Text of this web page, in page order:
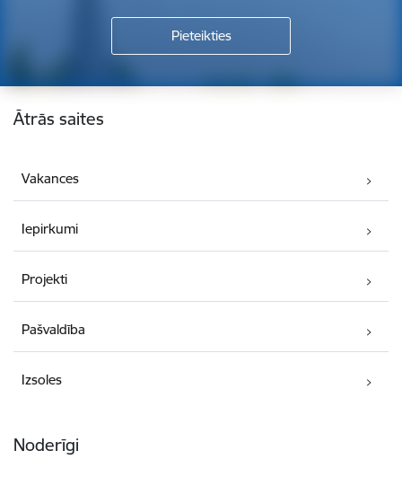
Kājene
Ātrās saites
Vakances
Iepirkumi
Projekti
Pašvaldība
Izsoles
Noderīgi